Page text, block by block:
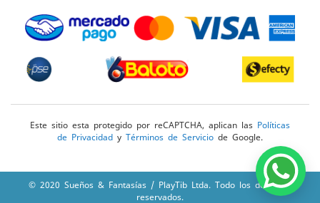
Este sitio esta protegido por reCAPTCHA, aplican las Políticas
de Privacidad y Términos de Servicio de Google.
© 2020 Sueños & Fantasías / PlayTib Ltda. Todo los derechos
reservados.